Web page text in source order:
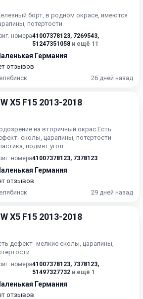
борт, в родном окрасе, имеются
потертости
номера41007378123, 7269543,
51247351058 и ещё 11
Германия
отзывов
26 дней назад
X5 F15 2013-2018
на вторичный окрас Есть
сколы, царапины, потертости
подмят угол
номера41007378123, 7378123
Германия
отзывов
29 дней назад
X5 F15 2013-2018
дефект- мелкие сколы, царапины,
номера41007378123, 7378123,
51497327732 и ещё 1
Германия
отзывов